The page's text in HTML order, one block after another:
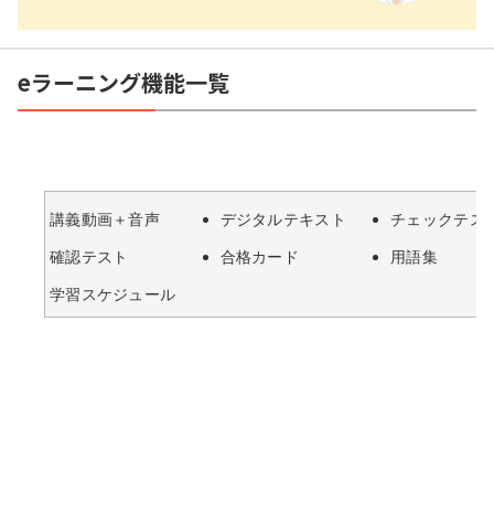
eラーニング機能一覧
講義動画＋音声 デジタルテキスト
チェックテス
確認テスト
合格カード
用語集
学習スケジュール